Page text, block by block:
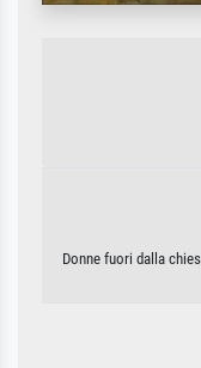
Donne fuori dalla